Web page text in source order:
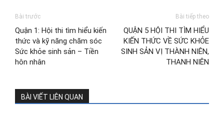
Bài trước
Quận 1: Hội thi tìm hiểu kiến
thức và kỹ năng chăm sóc
Sức khỏe sinh sản – Tiền
hôn nhân
Bài tiếp theo
QUẬN 5 HỘI THI TÌM HIỂU
KIẾN THỨC VỀ SỨC KHỎE
SINH SẢN VỊ THÀNH NIÊN,
THANH NIÊN
BÀI VIẾT LIÊN QUAN